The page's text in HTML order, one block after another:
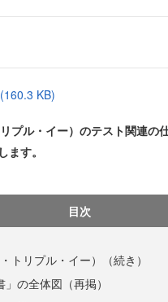
KB)
プル・イー）のテスト関連の
す。
目次
トリプル・イー）（続き）
の全体図（再掲）